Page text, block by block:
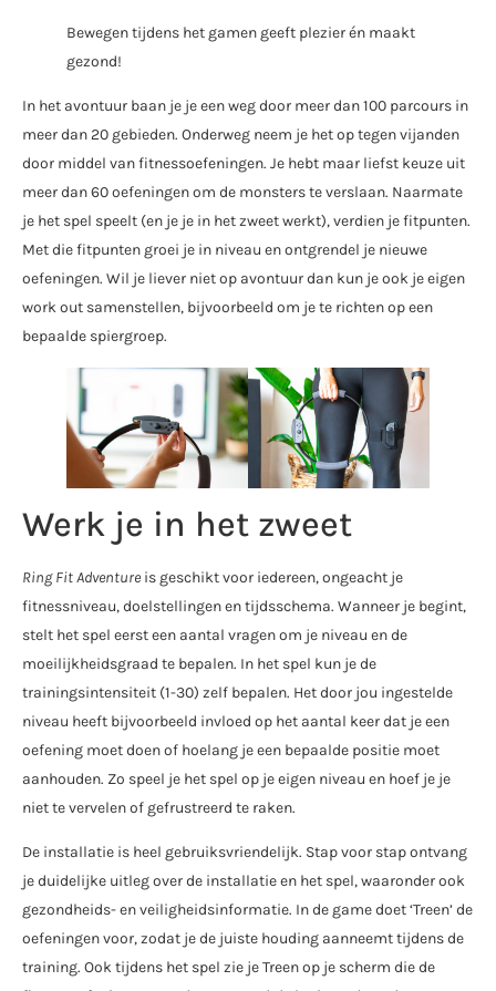
Bewegen tijdens het gamen geeft plezier én maakt
gezond!
In het avontuur baan je je een weg door meer dan 100 parcours in
meer dan 20 gebieden. Onderweg neem je het op tegen vijanden
door middel van fitnessoefeningen. Je hebt maar liefst keuze uit
meer dan 60 oefeningen om de monsters te verslaan. Naarmate
je het spel speelt (en je je in het zweet werkt), verdien je fitpunten.
Met die fitpunten groei je in niveau en ontgrendel je nieuwe
oefeningen. Wil je liever niet op avontuur dan kun je ook je eigen
work out samenstellen, bijvoorbeeld om je te richten op een
bepaalde spiergroep.
Werk je in het zweet
Ring Fit Adventureis geschikt voor iedereen, ongeacht je
fitnessniveau, doelstellingen en tijdsschema. Wanneer je begint,
stelt het spel eerst een aantal vragen om je niveau en de
moeilijkheidsgraad te bepalen. In het spel kun je de
trainingsintensiteit (1-30) zelf bepalen. Het door jou ingestelde
niveau heeft bijvoorbeeld invloed op het aantal keer dat je een
oefening moet doen of hoelang je een bepaalde positie moet
aanhouden. Zo speel je het spel op je eigen niveau en hoef je je
niet te vervelen of gefrustreerd te raken.
De installatie is heel gebruiksvriendelijk. Stap voor stap ontvang
je duidelijke uitleg over de installatie en het spel, waaronder ook
gezondheids- en veiligheidsinformatie. In de game doet ‘Treen’ de
oefeningen voor, zodat je de juiste houding aanneemt tijdens de
training. Ook tijdens het spel zie je Treen op je scherm die de